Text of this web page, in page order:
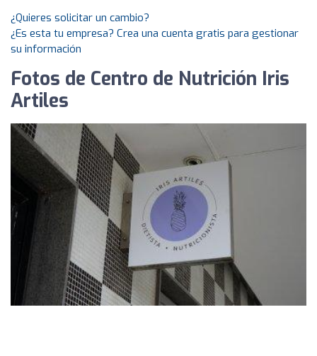
¿Quieres solicitar un cambio?
¿Es esta tu empresa? Crea una cuenta gratis para gestionar
su información
Fotos de Centro de Nutrición Iris
Artiles